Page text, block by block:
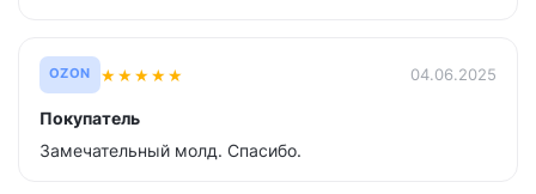
OZON ★★★★★ 04.06.2025
Покупатель
Замечательный молд. Спасибо.